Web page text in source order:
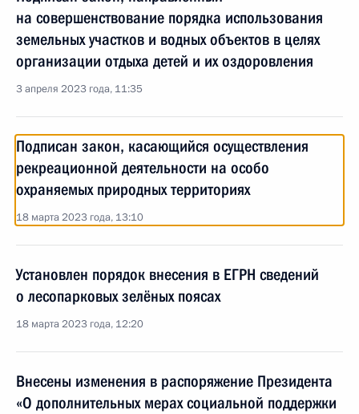
на совершенствование порядка использования
земельных участков и водных объектов в целях
организации отдыха детей и их оздоровления
3 апреля 2023 года, 11:35
Подписан закон, касающийся осуществления
рекреационной деятельности на особо
охраняемых природных территориях
18 марта 2023 года, 13:10
Установлен порядок внесения в ЕГРН сведений
о лесопарковых зелёных поясах
18 марта 2023 года, 12:20
Внесены изменения в распоряжение Президента
«О дополнительных мерах социальной поддержки